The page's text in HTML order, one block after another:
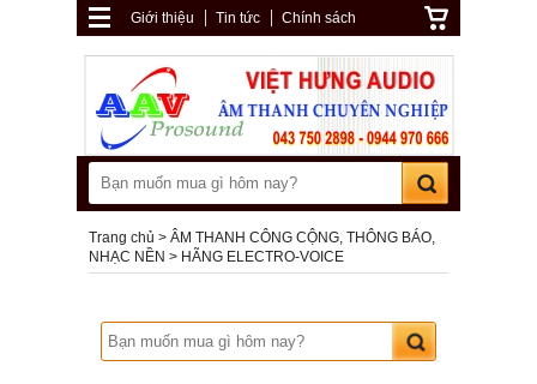
Giới thiệu Tin tức Chính sách
Trang chủ
ÂM THANH CÔNG CỘNG, THÔNG BÁO,
NHẠC NỀN
HÃNG ELECTRO-VOICE